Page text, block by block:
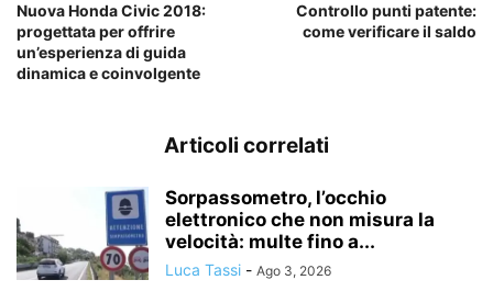
Nuova Honda Civic 2018:
progettata per offrire
un’esperienza di guida
dinamica e coinvolgente
Controllo punti patente:
come verificare il saldo
Articoli correlati
Sorpassometro, l’occhio
elettronico che non misura la
velocità: multe fino a...
Luca Tassi - Ago 3, 2026